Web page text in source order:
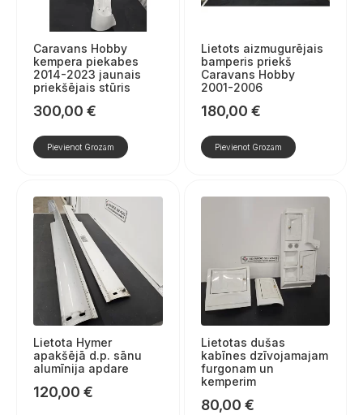
Caravans Hobby
kempera piekabes
2014-2023 jaunais
priekšējais stūris
300,00 €
Pievienot Grozam
Lietots aizmugurējais
bamperis priekš
Caravans Hobby
2001-2006
180,00 €
Pievienot Grozam
Lietota Hymer
apakšējā d.p. sānu
alumīnija apdare
120,00 €
Lietotas dušas
kabīnes dzīvojamajam
furgonam un
kemperim
80,00 €